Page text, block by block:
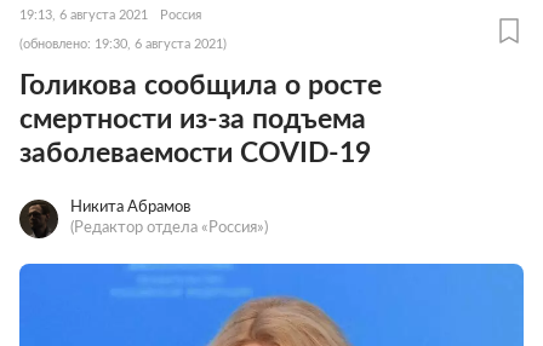
19:13, 6 августа 2021 Россия
(обновлено: 19:30, 6 августа 2021)
Голикова сообщила о росте
смертности из-за подъема
заболеваемости COVID-19
Никита Абрамов
(Редактор отдела «Россия»)